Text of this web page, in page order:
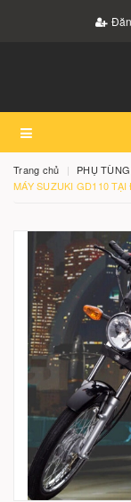
Trang chủ PHỤ
MÁY SUZUKI GD110